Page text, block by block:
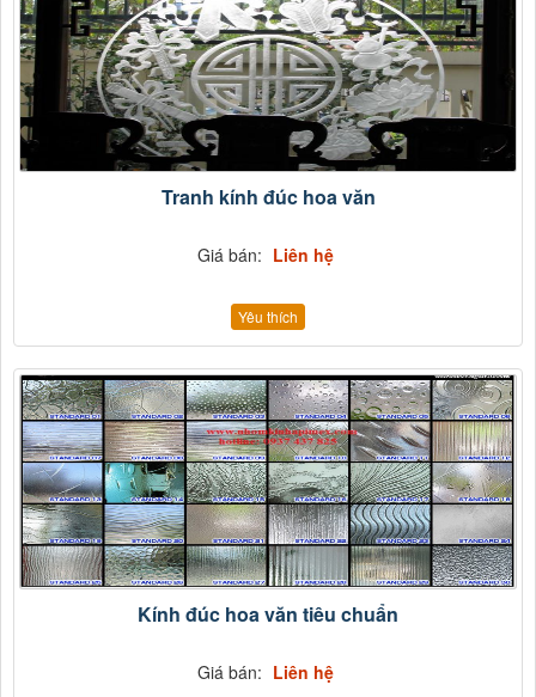
Tranh kính đúc hoa văn
Giá bán: Liên hệ
Yêu thích
Kính đúc hoa văn tiêu chuẩn
Giá bán: Liên hệ